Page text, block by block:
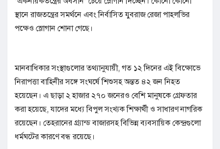
স্থানে রাজতন্ত্রের সমর্থনে এবং নির্বাসিত যুবরাজ রেজা পাহলভির
পক্ষেও স্লোগান শোনা গেছে।
মানবাধিকার সংস্থাগুলোর তথ্যানুযায়ী, গত ১২ দিনের এই বিক্ষোভে
নিরাপত্তা বাহিনীর সঙ্গে সংঘর্ষে শিশুসহ অন্তত ৪২ জন নিহত
হয়েছেন। এ ছাড়া ২ হাজার ২৭০ জনেরও বেশি মানুষকে গ্রেফতার
করা হয়েছে, যাদের মধ্যে বিপুল সংখ্যক শিক্ষার্থী ও সাধারণ নাগরিক
রয়েছেন। তেহরানের গ্র্যান্ড বাজারসহ বিভিন্ন ব্যবসায়িক কেন্দ্রগুলো
ধর্মঘটের কারণে বন্ধ রয়েছে।